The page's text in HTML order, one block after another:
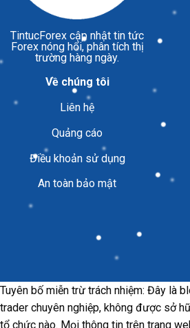
TintucForex cập nhật tin tức
Forex nóng hổi, phân tích thị
trường hàng ngày.
Về chúng tôi
Liên hệ
Quảng cáo
Điều khoản sử dụng
An toàn bảo mật
Tuyên bố miễn trừ trách nhiệm: Đây là
trader chuyên nghiệp, không được sở
tổ chức nào. Mọi thông tin trên trang